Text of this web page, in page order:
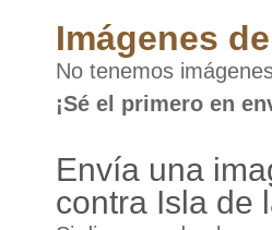
Imágenes
No tenemos
¡Sé el primero en
Envía una
contra Isla de